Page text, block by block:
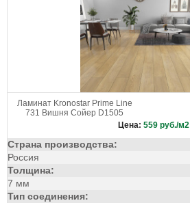
Ламинат Kronostar Prime Line
731 Вишня Сойер D1505
Цена: 559 руб./м2
Страна производства:
Россия
Толщина:
7 мм
Тип соединения: